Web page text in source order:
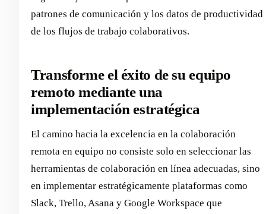
patrones de comunicación y los datos de productividad
de los flujos de trabajo colaborativos.
Transforme el éxito de su equipo
remoto mediante una
implementación estratégica
El camino hacia la excelencia en la colaboración
remota en equipo no consiste solo en seleccionar las
herramientas de colaboración en línea adecuadas, sino
en implementar estratégicamente plataformas como
Slack, Trello, Asana y Google Workspace que